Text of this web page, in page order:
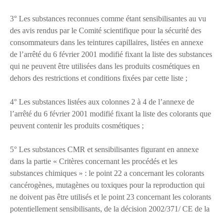
3° Les substances reconnues comme étant sensibilisantes au vu
des avis rendus par le Comité scientifique pour la sécurité des
consommateurs dans les teintures capillaires, listées en annexe
de l’arrêté du 6 février 2001 modifié fixant la liste des substances
qui ne peuvent être utilisées dans les produits cosmétiques en
dehors des restrictions et conditions fixées par cette liste ;
4° Les substances listées aux colonnes 2 à 4 de l’annexe de
l’arrêté du 6 février 2001 modifié fixant la liste des colorants que
peuvent contenir les produits cosmétiques ;
5° Les substances CMR et sensibilisantes figurant en annexe
dans la partie « Critères concernant les procédés et les
substances chimiques » : le point 22 a concernant les colorants
cancérogènes, mutagènes ou toxiques pour la reproduction qui
ne doivent pas être utilisés et le point 23 concernant les colorants
potentiellement sensibilisants, de la décision 2002/371/ CE de la